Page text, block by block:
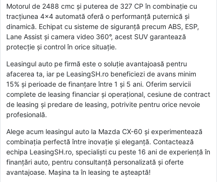
Motorul de 2488 cmc și puterea de 327 CP în combinație cu
tracțiunea 4x4 automată oferă o performanță puternică și
dinamică. Echipat cu sisteme de siguranță precum ABS, ESP,
Lane Assist și camera video 360°, acest SUV garantează
protecție și control în orice situație.
Leasingul auto pe firmă este o soluție avantajoasă pentru
afacerea ta, iar pe LeasingSH.ro beneficiezi de avans minim
15% și perioade de finanțare între 1 și 5 ani. Oferim servicii
complete de leasing financiar și operațional, cesiune de contract
de leasing și predare de leasing, potrivite pentru orice nevoie
profesională.
Alege acum leasingul auto la Mazda CX-60 și experimentează
combinația perfectă între inovație și eleganță. Contactează
echipa LeasingSH.ro, specialiști cu peste 16 ani de experiență în
finanțări auto, pentru consultanță personalizată și oferte
avantajoase. Mașina ta în leasing te așteaptă!